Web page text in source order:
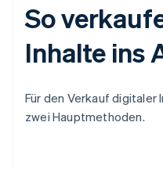
So
Inhalte ins
Für den Verkauf digitaler
zwei Hauptmethoden.